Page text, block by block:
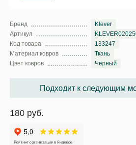
Бренд
Klever
Артикул
Код товара
133247
Материал ковров
Ткань
Цвет ковров
Черный
Подходит к следующим
180 руб.